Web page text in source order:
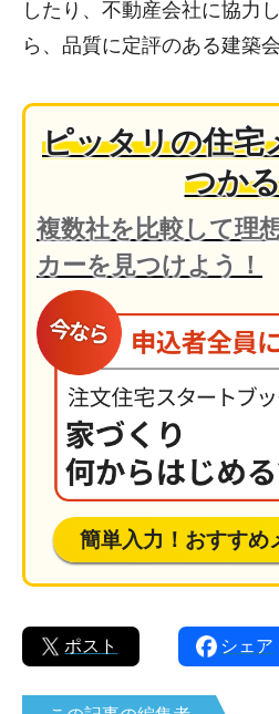
したり、不動産会社に協力
ら、品質に定評のある建築
ピッタリの住宅
つか
複数社を比較して理
カーを見つけよう！
簡単入力！おすすめ
ポスト シェア